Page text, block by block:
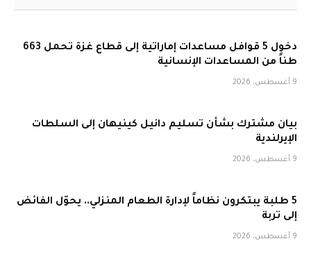
دخول 5 قوافل مساعدات إماراتية إلى قطاع غزة تحمل 663
طناً من المساعدات الإنسانية
9 أغسطس، 2026
بيان مشترك بشأن تسليم دانيل كينيهان إلى السلطات
الإيرلندية
9 أغسطس، 2026
5 طلبة يبتكرون نظاماً لإدارة الطعام المنزلي.. يحوّل الفائض
إلى تربة
9 أغسطس، 2026